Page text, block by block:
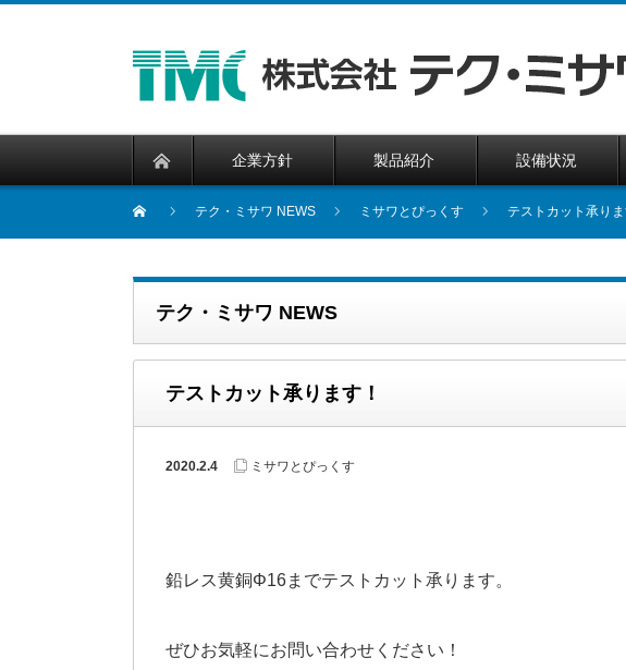
企業方針 製品紹介 設備状況
テク・ミサワ NEWS ミサワとぴっくす テストカット承りま
テク・ミサワ NEWS
テストカット承ります！
2020.2.4 ミサワとぴっくす
鉛レス黄銅Φ16までテストカット承ります。
ぜひお気軽にお問い合わせください！